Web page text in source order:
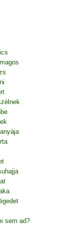
sem ad?